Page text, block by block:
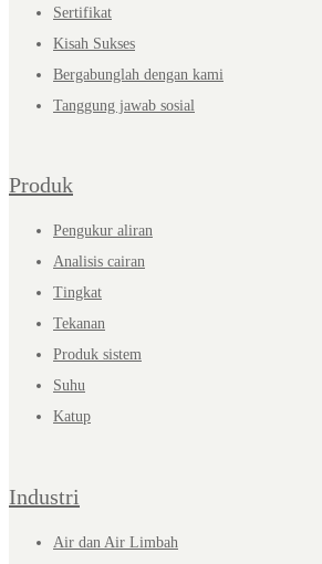
Sertifikat
Kisah Sukses
Bergabunglah dengan kami
Tanggung jawab sosial
Produk
Pengukur aliran
Analisis cairan
Tingkat
Tekanan
Produk sistem
Suhu
Katup
Industri
Air dan Air Limbah